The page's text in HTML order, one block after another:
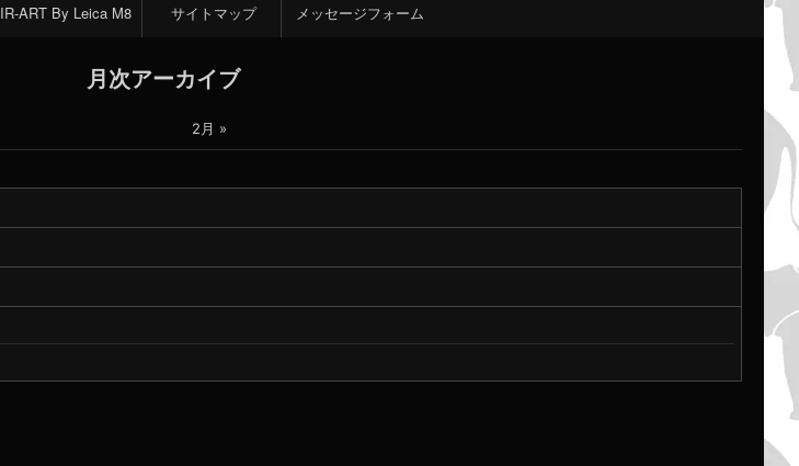
IR-ART By Leica M8 サイトマップ メッセージフォーム
月次アーカイブ
2月 »